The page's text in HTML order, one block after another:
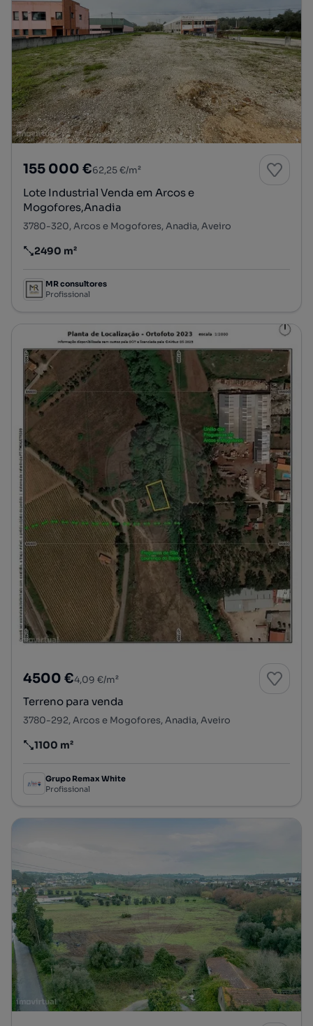
155 000 €62,25 €/m²
Lote Industrial Venda em Arcos e
Mogofores,Anadia
3780-320, Arcos e Mogofores, Anadia, Aveiro
Preço por metro quadrado
2490 m²
MR consultores
Profissional
4500 €4,09 €/m²
Terreno para venda
3780-292, Arcos e Mogofores, Anadia, Aveiro
Preço por metro quadrado
1100 m²
Grupo Remax White
Profissional